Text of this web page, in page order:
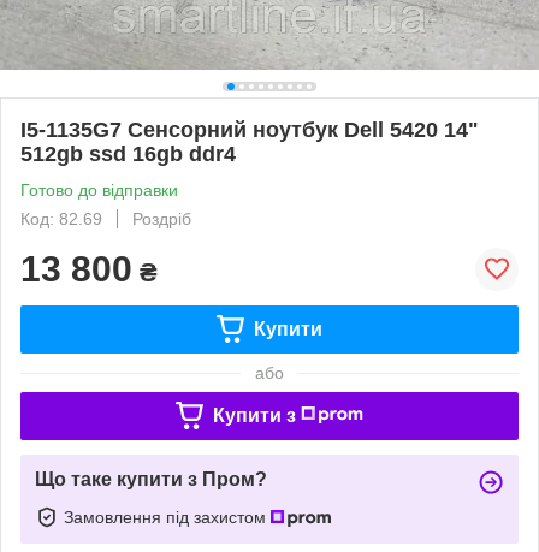
I5-1135G7 Сенсорний ноутбук Dell 5420 14"
512gb ssd 16gb ddr4
Готово до відправки
Код: 82.69
Роздріб
13 800 ₴
Купити
або
Купити з
Що таке купити з Пром?
Замовлення під захистом